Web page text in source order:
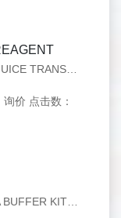
询价 点击数：